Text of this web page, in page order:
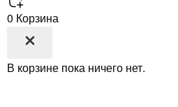
0 Корзина
В корзине пока ничего нет.